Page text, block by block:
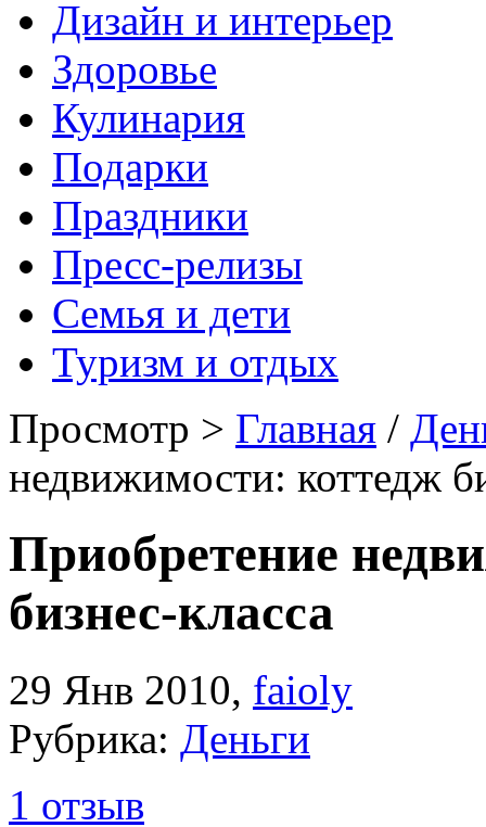
Дизайн и интерьер
Здоровье
Кулинария
Подарки
Праздники
Пресс-релизы
Семья и дети
Туризм и отдых
Просмотр > Главная /
недвижимости: коттедж
Приобретение
бизнес-класса
29 Янв 2010, faioly
Рубрика: Деньги
1 отзыв